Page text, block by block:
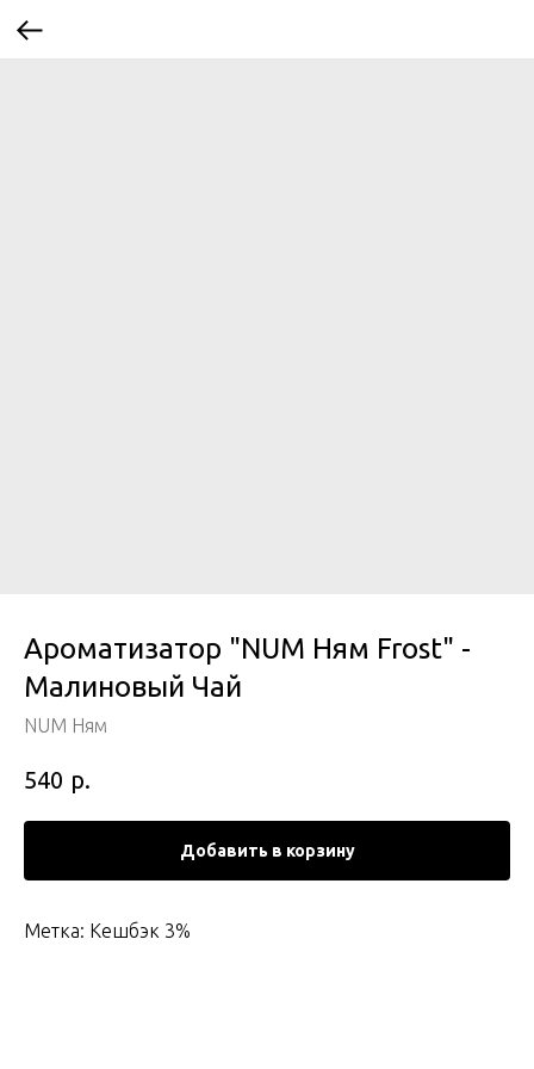
Ароматизатор "NUM Ням Frost" -
Малиновый Чай
NUM Ням
540 р.
Добавить в корзину
Метка: Кешбэк 3%